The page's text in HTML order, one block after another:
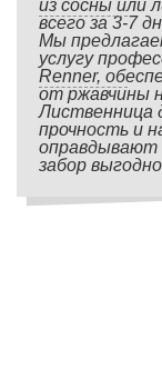
из сосны или
всего за 3-7
Мы
услугу
Renner,
от ржавчины
Лиственница
прочность и
оправдывают
забор